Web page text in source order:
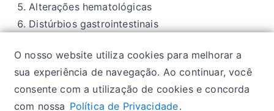
Alterações hematológicas
Distúrbios gastrointestinais
Maior risco de desenvolvimento de neoplasias
O nosso website utiliza cookies para melhorar a
sua experiência de navegação. Ao continuar, você
consente com a utilização de cookies e concorda
com nossa Política de Privacidade.